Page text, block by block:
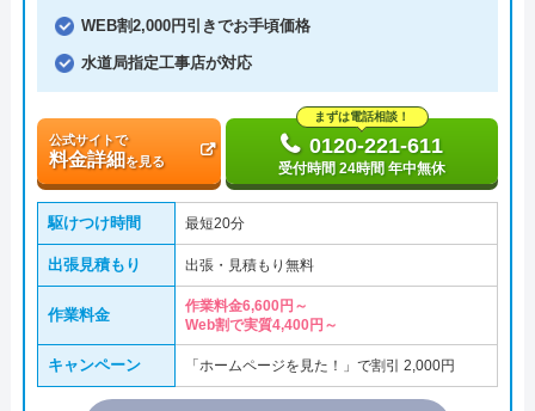
WEB割2,000円引きでお手頃価格
水道局指定工事店が対応
公式サイトで
料金詳細を見る
まずは電話相談！
0120-221-611
受付時間 24時間 年中無休
駆けつけ時間 最短20分
出張見積もり 出張・見積もり無料
作業料金
作業料金6,600円～
Web割で実質4,400円～
キャンペーン 「ホームページを見た！」で割引 2,000円